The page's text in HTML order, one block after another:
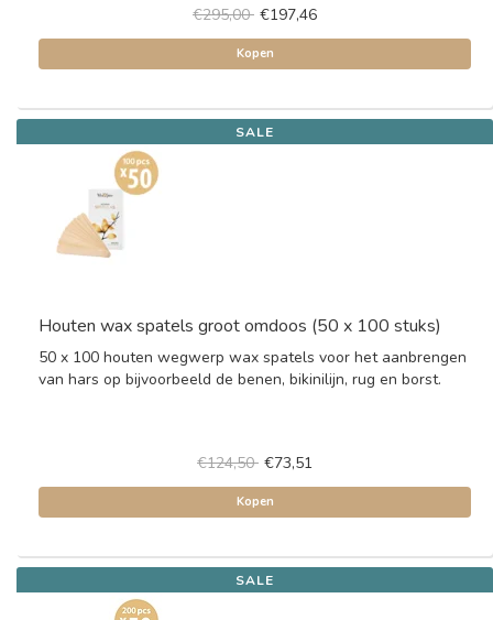
€295,00 €197,46
Kopen
SALE
Houten wax spatels groot omdoos (50 x 100 stuks)
50 x 100 houten wegwerp wax spatels voor het aanbrengen
van hars op bijvoorbeeld de benen, bikinilijn, rug en borst.
€124,50 €73,51
Kopen
SALE